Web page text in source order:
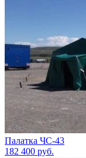
Палатка ЧС-43
182 400 руб.